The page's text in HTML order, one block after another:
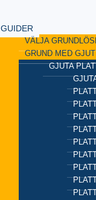
GUIDER
VÄLJA
GRUND MED
GJUTA